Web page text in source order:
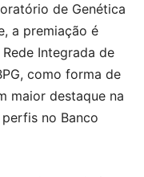
de Genética
a premiação é
Integrada de
como forma de
maior destaque na
no Banco